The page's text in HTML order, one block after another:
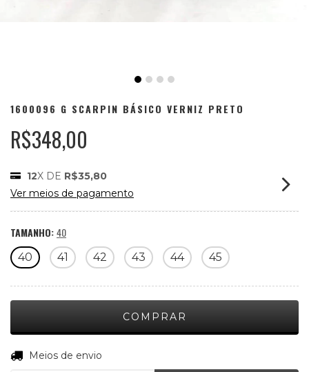
1600096 G SCARPIN BÁSICO VERNIZ PRETO
R$348,00
12X DE R$35,80
Ver meios de pagamento
TAMANHO:40
40 41 42 43 44 45
Entregas para o CEP:
Meios de envio